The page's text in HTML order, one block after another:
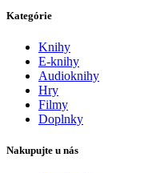
Kategórie
Knihy
E-knihy
Audioknihy
Hry
Filmy
Doplnky
Nakupujte u nás